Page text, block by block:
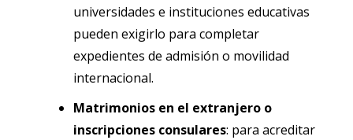
universidades e instituciones educativas
pueden exigirlo para completar
expedientes de admisión o movilidad
internacional.
Matrimonios en el extranjero o
inscripciones consulares: para acreditar